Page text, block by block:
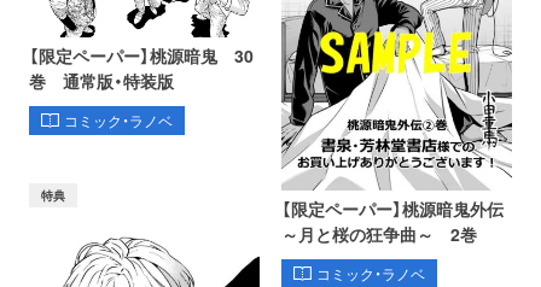
【限定ペーパー】桃源暗鬼 30
巻 通常版・特装版
コミック・ラノベ
【限定ペーパー】桃源暗鬼外伝
～月と桜の狂争曲～ 2巻
コミック・ラノベ
特典